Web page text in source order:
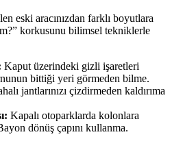
eski aracınızdan farklı boyutlara
korkusunu bilimsel tekniklerle
Kaput üzerindeki gizli işaretleri
bittiği yeri görmeden bilme.
jantlarınızı çizdirmeden kaldırıma
Kapalı otoparklarda kolonlara
dönüş çapını kullanma.